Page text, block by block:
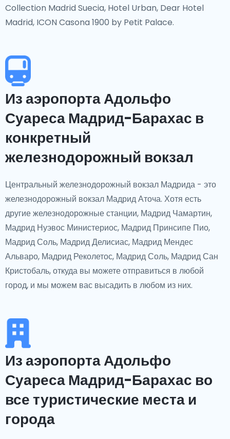
Collection Madrid Suecia, Hotel Urban, Dear Hotel
Madrid, ICON Casona 1900 by Petit Palace.
Из аэропорта Адольфо
Суареса Мадрид-Барахас в
конкретный
железнодорожный вокзал
Центральный железнодорожный вокзал Мадрида - это
железнодорожный вокзал Мадрид Аточа. Хотя есть
другие железнодорожные станции, Мадрид Чамартин,
Мадрид Нуэвос Министериос, Мадрид Принсипе Пио,
Мадрид Соль, Мадрид Делисиас, Мадрид Мендес
Альваро, Мадрид Реколетос, Мадрид Соль, Мадрид Сан
Кристобаль, откуда вы можете отправиться в любой
город, и мы можем вас высадить в любом из них.
Из аэропорта Адольфо
Суареса Мадрид-Барахас во
все туристические места и
города